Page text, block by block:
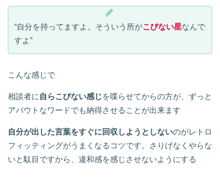
“自分を持ってますよ。そういう所がこびない星なんで
すよ”
こんな感じで
相談者に 自らこびない感じを喋らせてからの方が、ずっと
アバウトなワードでも納得させることが出来ます
自分が出した言葉をすぐに回収しようとしないのがレトロ
フィッティングがうまくなるコツです。さりげなくやらな
いと駄目ですから、違和感を感じさせないようにする